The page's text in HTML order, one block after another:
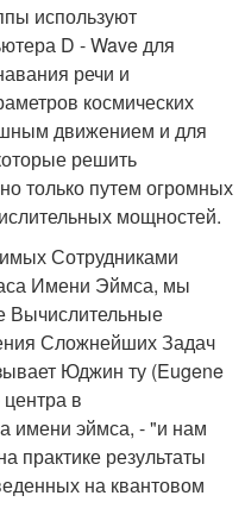
используют
D - Wave для
речи и
космических
движением и для
решить
только путем огромных
мощностей.
Сотрудниками
Имени Эймса, мы
Вычислительные
Сложнейших Задач
Юджин ту (Eugene
в
имени эймса, - "и нам
практике результаты
на квантовом